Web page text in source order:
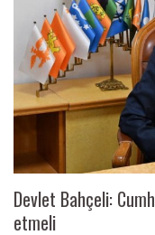
Devlet Bahçeli:
etmeli